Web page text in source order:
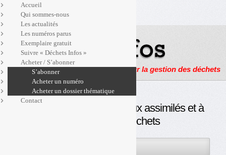
Actualités, enquêtes et reportages sur la gestion des déchets
DDS : la filière étendue aux assimilés et à
de nouveaux déchets
Accueil
Qui sommes-nous
Les actualités
Les numéros parus
Exemplaire gratuit
Suivre « Déchets Infos »
Acheter / S’abonner
S’abonner
Acheter un numéro
Acheter un dossier thématique
Contact